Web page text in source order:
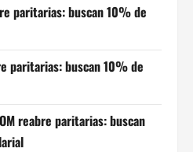
paritarias: buscan 10% de
paritarias: buscan 10% de
reabre paritarias: buscan